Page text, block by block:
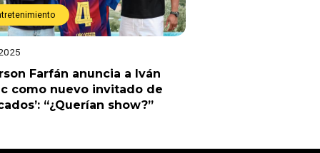
Farfán anuncia a Iván
como nuevo invitado de
“¿Querían show?”